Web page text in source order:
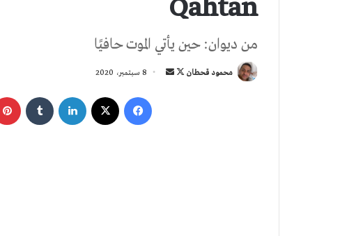
Qahtan
من ديوان: حين يأتي الموت حافيًا
محمود قحطان
تابعأرسل
إلكترونيا
8 سبتمبر، 2020
فيسبوك لينكدإن